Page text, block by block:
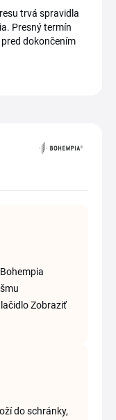
trvá spravidla
Presný termín
dokončením
Zobraziť
do schránky,